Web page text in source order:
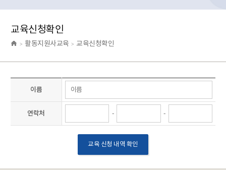
교육신청확인
> 활동지원사교육 > 교육신청확인
이름
연락처 - -
교육 신청 내역 확인